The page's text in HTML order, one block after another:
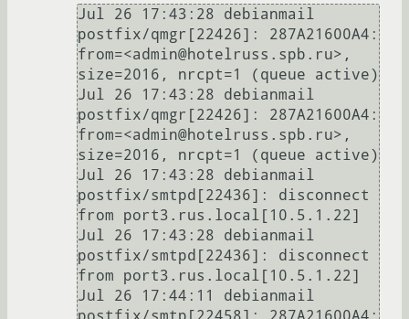
Jul 26 17:43:28 debianmail
postfix/qmgr[22426]: 287A21600A4:
from=<admin@hotelruss.spb.ru>,
size=2016, nrcpt=1 (queue active)
Jul 26 17:43:28 debianmail
postfix/qmgr[22426]: 287A21600A4:
from=<admin@hotelruss.spb.ru>,
size=2016, nrcpt=1 (queue active)
Jul 26 17:43:28 debianmail
postfix/smtpd[22436]: disconnect
from port3.rus.local[10.5.1.22]
Jul 26 17:43:28 debianmail
postfix/smtpd[22436]: disconnect
from port3.rus.local[10.5.1.22]
Jul 26 17:44:11 debianmail